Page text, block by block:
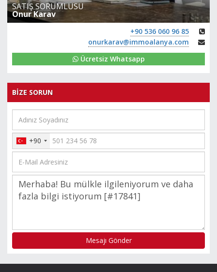
SATIŞ SORUMLUSU
Onur Karav
+90 536 060 96 85
onurkarav@immoalanya.com
Ücretsiz Whatsapp
BİZE SORUN
+90
Mesajı Gönder